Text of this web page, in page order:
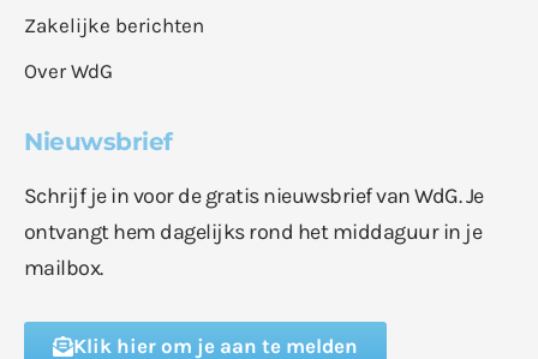
Zakelijke berichten
Over WdG
Nieuwsbrief
Schrijf je in voor de gratis nieuwsbrief van WdG. Je
ontvangt hem dagelijks rond het middaguur in je
mailbox.
Klik hier om je aan te melden